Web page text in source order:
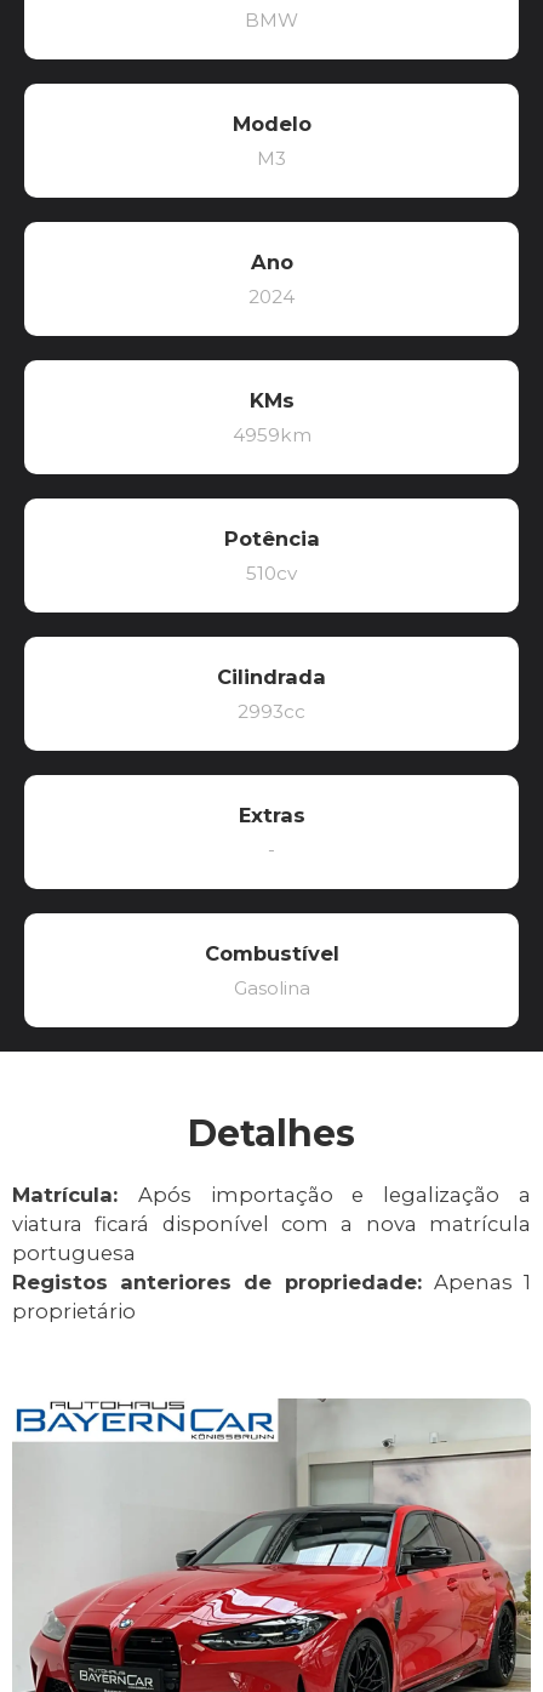
BMW
Modelo
M3
Ano
2024
KMs
4959km
Potência
510cv
Cilindrada
2993cc
Extras
-
Combustível
Gasolina
Detalhes
Matrícula: Após importação e legalização a
viatura ficará disponível com a nova matrícula
portuguesa
Registos anteriores de propriedade: Apenas 1
proprietário